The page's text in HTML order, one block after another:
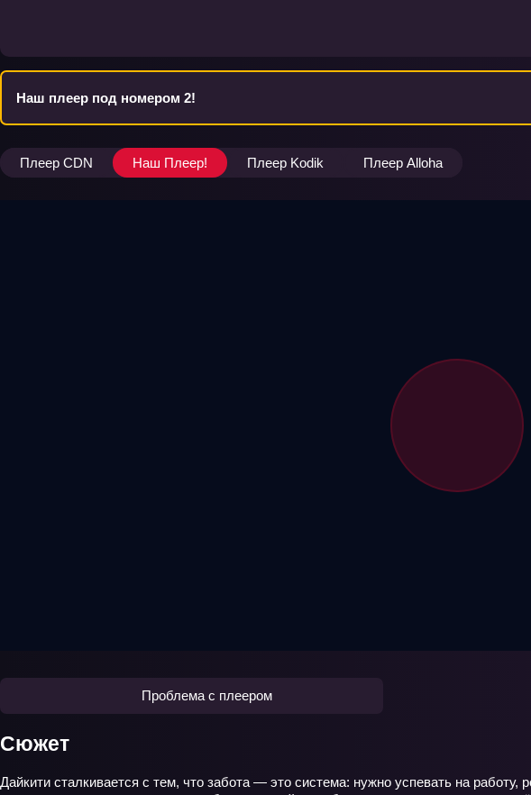
Наш плеер под номером 2!
Плеер CDN Наш Плеер! Плеер Kodik Плеер Alloha
Проблема с плеером
Сюжет
Дайкити сталкивается с тем, что забота — это система: нужно успевать на